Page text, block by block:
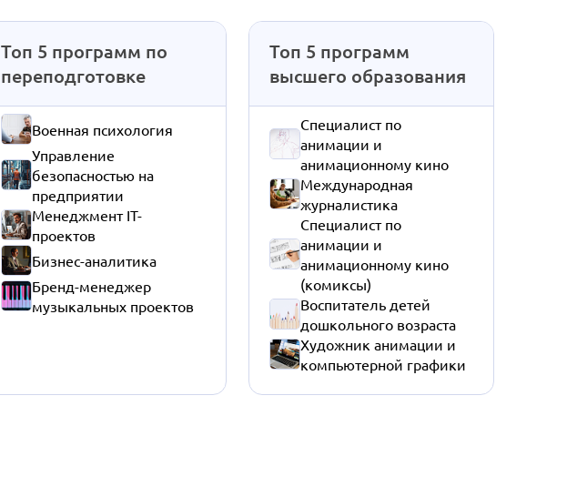
Топ 5 программ по
переподготовке
Военная психология
Управление
безопасностью на
предприятии
Менеджмент IT-
проектов
Бизнес-аналитика
Бренд-менеджер
музыкальных проектов
Топ 5 программ
высшего образования
Специалист по
анимации и
анимационному кино
Международная
журналистика
Специалист по
анимации и
анимационному кино
(комиксы)
Воспитатель детей
дошкольного возраста
Художник анимации и
компьютерной графики